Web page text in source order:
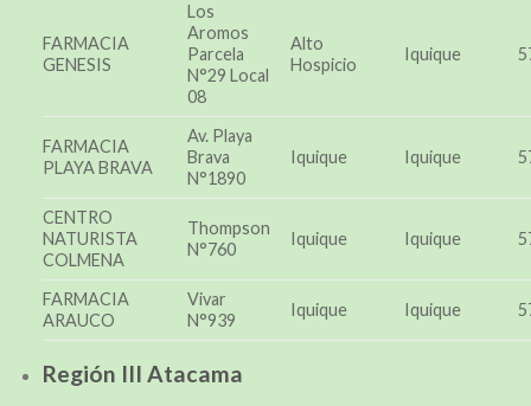
FARMACIA
GENESIS
Los
Aromos
Parcela
N°29 Local
08
Alto
Hospicio
Iquique
FARMACIA
PLAYA BRAVA
Av. Playa
Brava
N°1890
Iquique Iquique
CENTRO
NATURISTA
COLMENA
Thompson
N°760
Iquique Iquique
FARMACIA
ARAUCO
Vivar
N°939
Iquique Iquique
Región III Atacama